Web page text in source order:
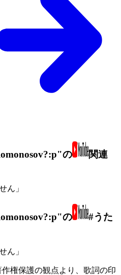
の
関連
ん」
の
#うた
ん」
作権保護の観点より、歌詞の印